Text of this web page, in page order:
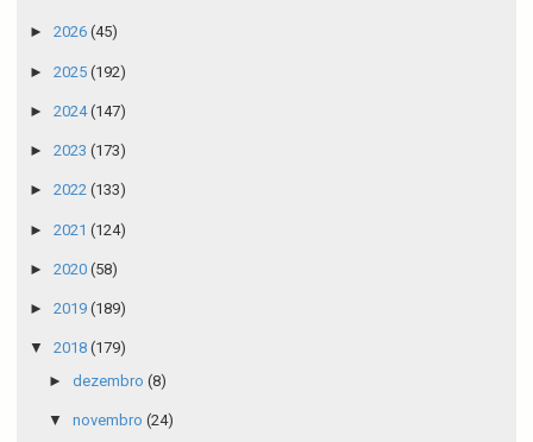
► 2026 (45)
► 2025 (192)
► 2024(147)
► 2023 (173)
► 2022 (133)
► 2021 (124)
► 2020 (58)
► 2019 (189)
▼ 2018 (179)
► dezembro (8)
▼ novembro (24)